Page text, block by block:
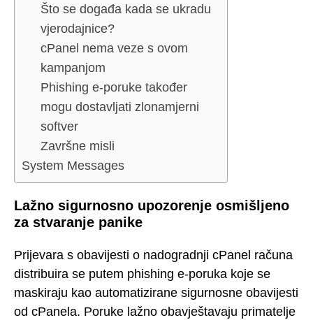
Što se događa kada se ukradu
vjerodajnice?
cPanel nema veze s ovom
kampanjom
Phishing e-poruke također
mogu dostavljati zlonamjerni
softver
Završne misli
System Messages
Lažno sigurnosno upozorenje osmišljeno
za stvaranje panike
Prijevara s obavijesti o nadogradnji cPanel računa
distribuira se putem phishing e-poruka koje se
maskiraju kao automatizirane sigurnosne obavijesti
od cPanela. Poruke lažno obavještavaju primatelje